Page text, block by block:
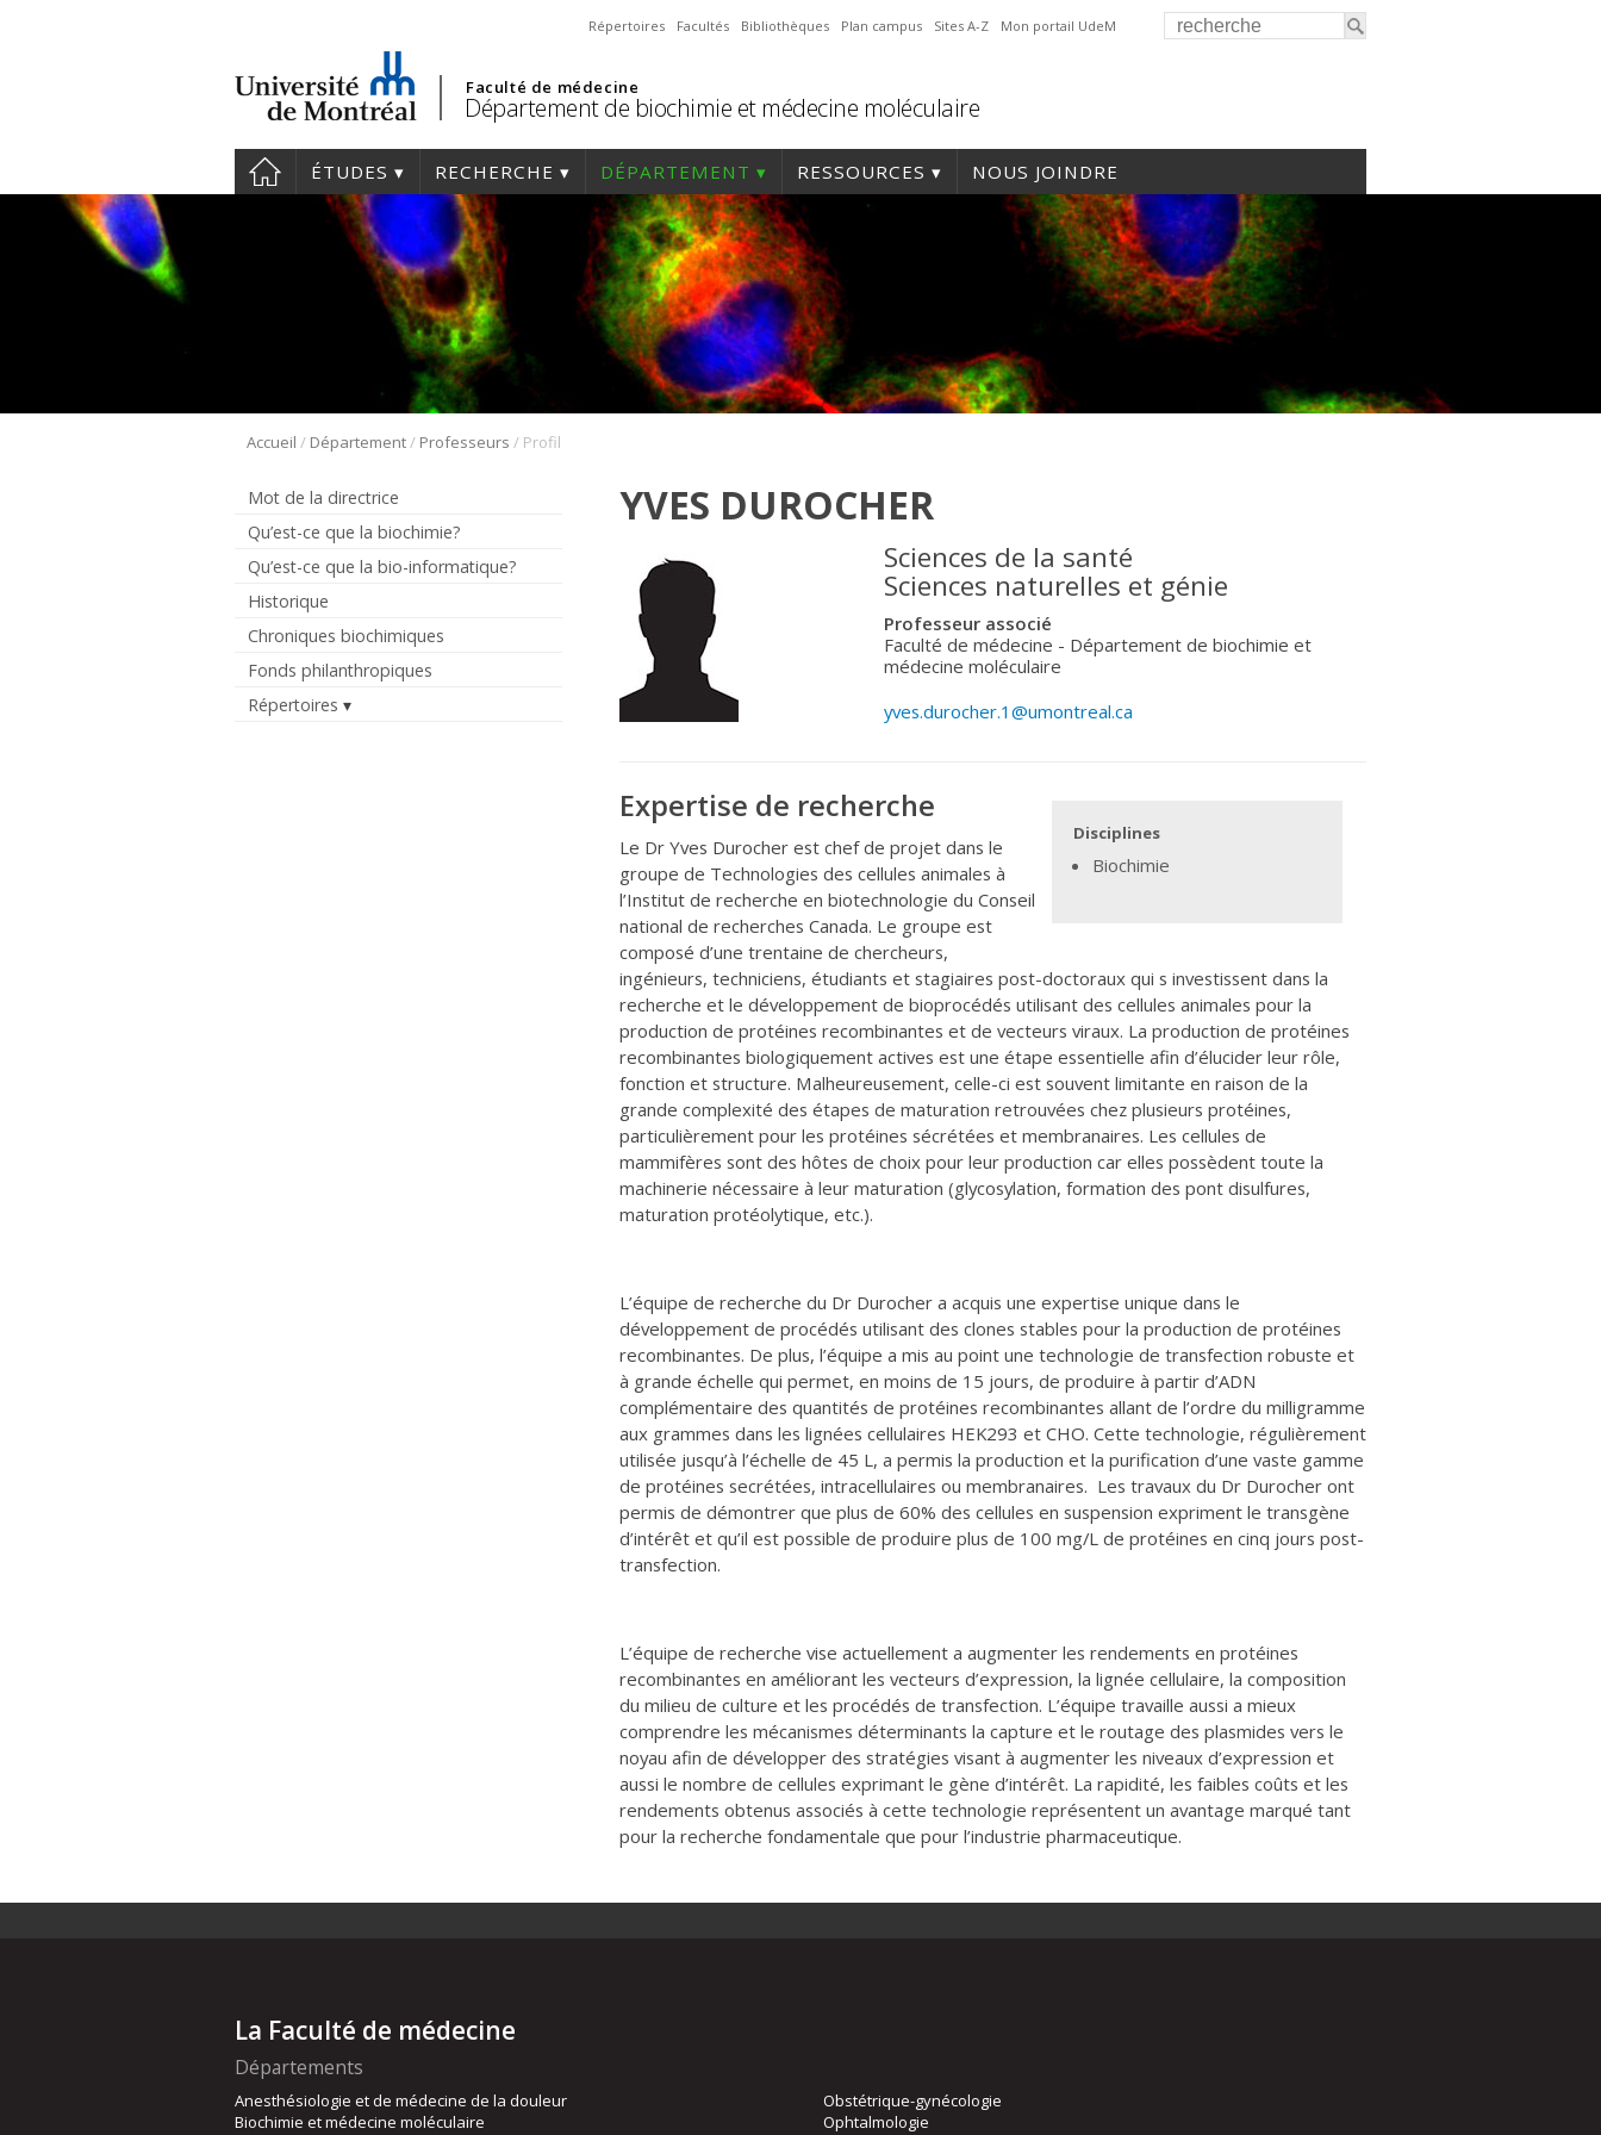
Répertoires Facultés Bibliothèques Plan campus Sites A-Z Mon portail UdeM
Faculté de médecine
Département de biochimie et médecine moléculaire
ÉTUDES RECHERCHE DÉPARTEMENT RESSOURCES NOUS JOINDRE
Accueil / Département/ Professeurs / Profil
Mot de la directrice
Qu’est-ce que la biochimie?
Qu’est-ce que la bio-informatique?
Historique
Chroniques biochimiques
Fonds philanthropiques
Répertoires
YVES DUROCHER
Sciences de la santé
Sciences naturelles et génie
Professeur associé
Faculté de médecine - Département de biochimie et
médecine moléculaire
yves.durocher.1@umontreal.ca
Disciplines
Biochimie
Expertise de recherche
Le Dr Yves Durocher est chef de projet dans le
groupe de Technologies des cellules animales à
l’Institut de recherche en biotechnologie du Conseil
national de recherches Canada. Le groupe est
composé d’une trentaine de chercheurs,
ingénieurs, techniciens, étudiants et stagiaires post-doctoraux qui s investissent dans la
recherche et le développement de bioprocédés utilisant des cellules animales pour la
production de protéines recombinantes et de vecteurs viraux. La production de protéines
recombinantes biologiquement actives est une étape essentielle afin d’élucider leur rôle,
fonction et structure. Malheureusement, celle-ci est souvent limitante en raison de la
grande complexité des étapes de maturation retrouvées chez plusieurs protéines,
particulièrement pour les protéines sécrétées et membranaires. Les cellules de
mammifères sont des hôtes de choix pour leur production car elles possèdent toute la
machinerie nécessaire à leur maturation (glycosylation, formation des pont disulfures,
maturation protéolytique, etc.).
L’équipe de recherche du Dr Durocher a acquis une expertise unique dans le
développement de procédés utilisant des clones stables pour la production de protéines
recombinantes. De plus, l’équipe a mis au point une technologie de transfection robuste et
à grande échelle qui permet, en moins de 15 jours, de produire à partir d’ADN
complémentaire des quantités de protéines recombinantes allant de l’ordre du milligramme
aux grammes dans les lignées cellulaires HEK293 et CHO. Cette technologie, régulièrement
utilisée jusqu’à l’échelle de 45 L, a permis la production et la purification d’une vaste gamme
de protéines secrétées, intracellulaires ou membranaires. Les travaux du Dr Durocher ont
permis de démontrer que plus de 60% des cellules en suspension expriment le transgène
d’intérêt et qu’il est possible de produire plus de 100 mg/L de protéines en cinq jours post-
transfection.
L’équipe de recherche vise actuellement a augmenter les rendements en protéines
recombinantes en améliorant les vecteurs d’expression, la lignée cellulaire, la composition
du milieu de culture et les procédés de transfection. L’équipe travaille aussi a mieux
comprendre les mécanismes déterminants la capture et le routage des plasmides vers le
noyau afin de développer des stratégies visant à augmenter les niveaux d’expression et
aussi le nombre de cellules exprimant le gène d’intérêt. La rapidité, les faibles coûts et les
rendements obtenus associés à cette technologie représentent un avantage marqué tant
pour la recherche fondamentale que pour l’industrie pharmaceutique.
La Faculté de médecine
Départements
Anesthésiologie et de médecine de la douleur
Biochimie et médecine moléculaire
Obstétrique-gynécologie
Ophtalmologie